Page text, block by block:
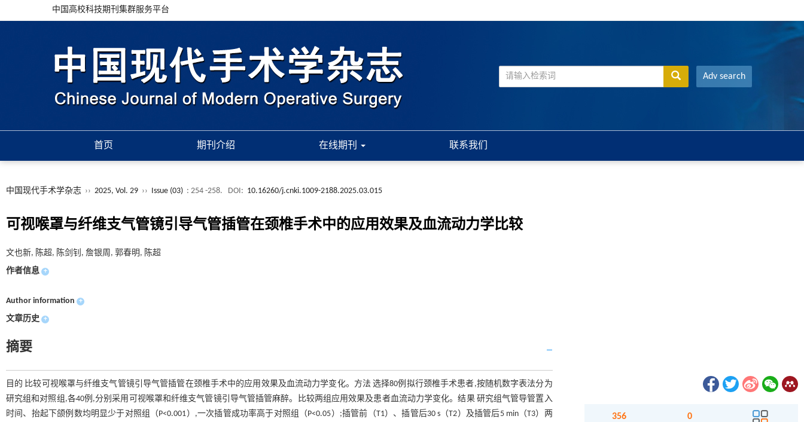
中国高校科技期刊集群服务平台
Adv search
首页 期刊介绍 在线期刊 联系我们
中国现代手术学杂志 ›› 2025, Vol. 29 ›› Issue (03) : 254 -258. DOI: 10.16260/j.cnki.1009-2188.2025.03.015
可视喉罩与纤维支气管镜引导气管插管在颈椎手术中的应用效果及血流动力学比较
文也新, 陈超, 陈剑钊, 詹银周, 郭春明, 陈超
作者信息 +
Author information +
文章历史 +
摘要
目的 比较可视喉罩与纤维支气管镜引导气管插管在颈椎手术中的应用效果及血流动力学变化。方法 选择80例拟行颈椎手术患者,按随机数字表法分为
研究组和对照组,各40例,分别采用可视喉罩和纤维支气管镜引导气管插管麻醉。比较两组应用效果及患者血流动力学变化。结果 研究组气管导管置入
时间、抬起下颌例数均明显少于对照组（P<0.001）,一次插管成功率高于对照组（P<0.05）;插管前（T1）、插管后30 s（T2）及插管后5 min（T3）两
356 0